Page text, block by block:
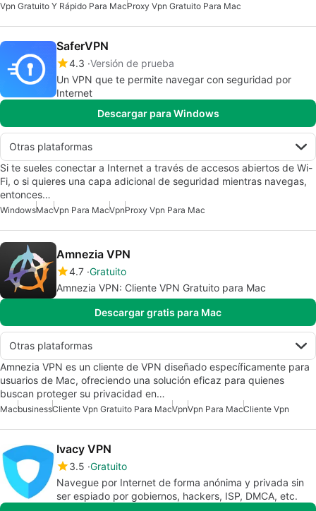
Vpn Gratuito Y Rápido Para MacProxy Vpn Gratuito Para Mac
SaferVPN
4.3 Versión de prueba
Un VPN que te permite navegar con seguridad por
Internet
Descargar para Windows
Otras plataformas
Si te sueles conectar a Internet a través de accesos abiertos de Wi-
Fi, o si quieres una capa adicional de seguridad mientras navegas,
entonces…
WindowsMacVpn Para MacVpnProxy Vpn Para Mac
Amnezia VPN
4.7 Gratuito
Amnezia VPN: Cliente VPN Gratuito para Mac
Descargar gratis para Mac
Otras plataformas
Amnezia VPN es un cliente de VPN diseñado específicamente para
usuarios de Mac, ofreciendo una solución eficaz para quienes
buscan proteger su privacidad en…
MacbusinessCliente Vpn Gratuito Para MacVpnVpn Para MacCliente Vpn
Ivacy VPN
3.5 Gratuito
Navegue por Internet de forma anónima y privada sin
ser espiado por gobiernos, hackers, ISP, DMCA, etc.